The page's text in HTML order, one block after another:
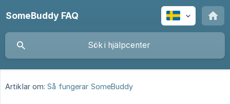
SomeBuddy FAQ
Artiklar om: Så fungerar SomeBuddy